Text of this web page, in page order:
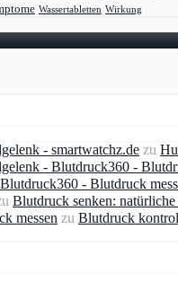
Wassertabletten Wirkung
- smartwatchz.de zu
- Blutdruck360 -
- Blutdruck
Blutdruck senken:
messen zu Blutdruck